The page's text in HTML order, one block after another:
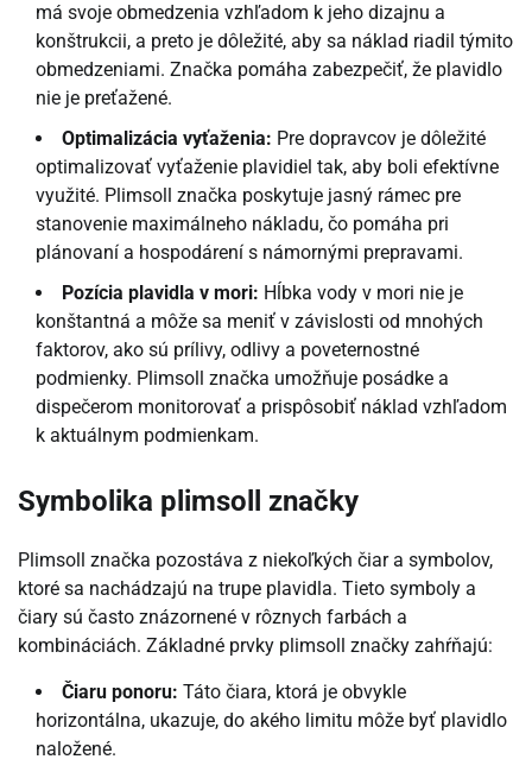
má svoje obmedzenia vzhľadom k jeho dizajnu a
konštrukcii, a preto je dôležité, aby sa náklad riadil týmito
obmedzeniami. Značka pomáha zabezpečiť, že plavidlo
nie je preťažené.
Optimalizácia vyťaženia: Pre dopravcov je dôležité
optimalizovať vyťaženie plavidiel tak, aby boli efektívne
využité. Plimsoll značka poskytuje jasný rámec pre
stanovenie maximálneho nákladu, čo pomáha pri
plánovaní a hospodárení s námornými prepravami.
Pozícia plavidla v mori: Hĺbka vody v mori nie je
konštantná a môže sa meniť v závislosti od mnohých
faktorov, ako sú prílivy, odlivy a poveternostné
podmienky. Plimsoll značka umožňuje posádke a
dispečerom monitorovať a prispôsobiť náklad vzhľadom
k aktuálnym podmienkam.
Symbolika plimsoll značky
Plimsoll značka pozostáva z niekoľkých čiar a symbolov,
ktoré sa nachádzajú na trupe plavidla. Tieto symboly a
čiary sú často znázornené v rôznych farbách a
kombináciách. Základné prvky plimsoll značky zahŕňajú:
Čiaru ponoru: Táto čiara, ktorá je obvykle
horizontálna, ukazuje, do akého limitu môže byť plavidlo
naložené.